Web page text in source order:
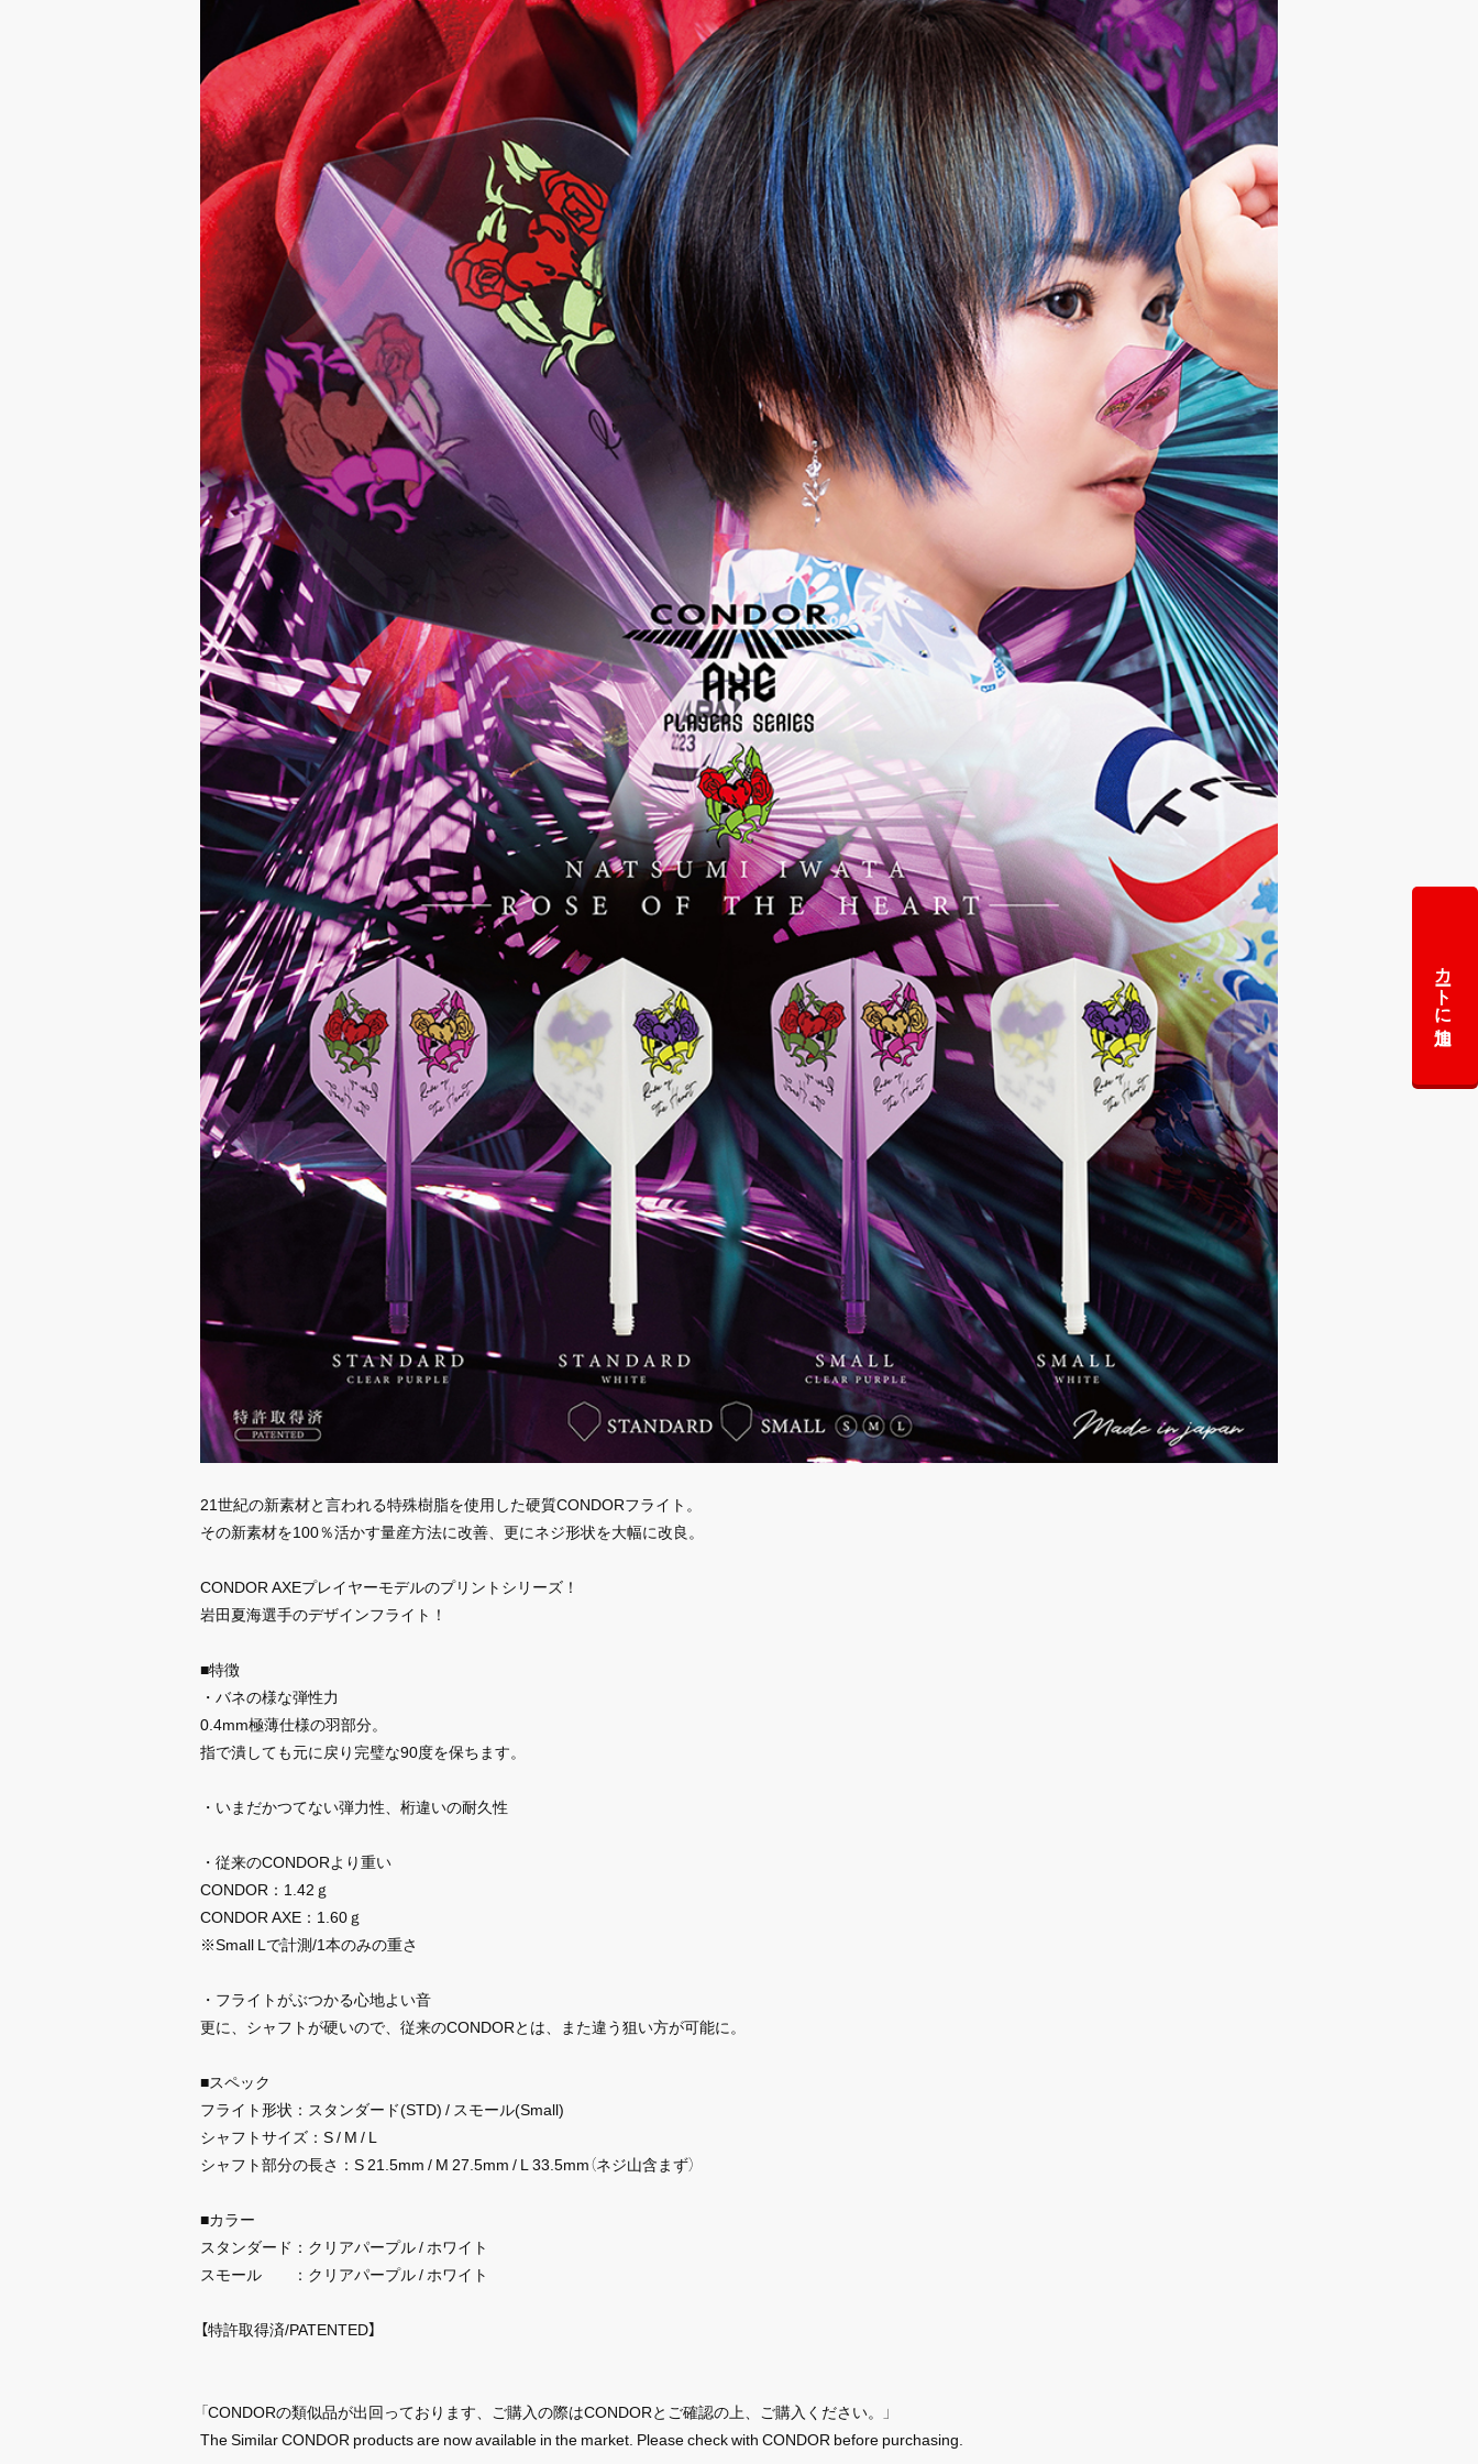
カートに追加
21世紀の新素材と言われる特殊樹脂を使用した硬質CONDORフライト。
その新素材を100％活かす量産方法に改善、更にネジ形状を大幅に改良。
CONDOR AXEプレイヤーモデルのプリントシリーズ！
岩田夏海選手のデザインフライト！
■特徴
・バネの様な弾性力
0.4mm極薄仕様の羽部分。
指で潰しても元に戻り完璧な90度を保ちます。
・いまだかつてない弾力性、桁違いの耐久性
・従来のCONDORより重い
CONDOR：1.42ｇ
CONDOR AXE：1.60ｇ
※Small Lで計測/1本のみの重さ
・フライトがぶつかる心地よい音
更に、シャフトが硬いので、従来のCONDORとは、また違う狙い方が可能に。
■スペック
フライト形状：スタンダード(STD) / スモール(Small)
シャフトサイズ：S / M / L
シャフト部分の長さ：S 21.5mm / M 27.5mm / L 33.5mm（ネジ山含まず）
■カラー
スタンダード：クリアパープル / ホワイト
スモール ：クリアパープル / ホワイト
【特許取得済/PATENTED】
「CONDORの類似品が出回っております、ご購入の際はCONDORとご確認の上、ご購入ください。」
The Similar CONDOR products are now available in the market. Please check with CONDOR before purchasing.